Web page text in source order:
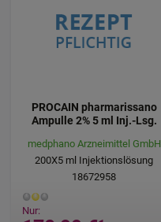
PROCAIN pharmarissano
Ampulle 2% 5 ml Inj.-Lsg.
medphano Arzneimittel GmbH
200X5 ml Injektionslösung
18672958
Nur: